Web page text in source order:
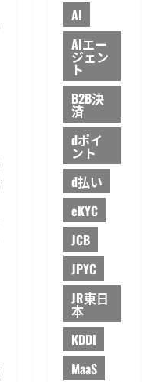
AI
AIエー
ジェン
ト
B2B決
済
dポイ
ント
d払い
eKYC
JCB
JPYC
JR東日
本
KDDI
MaaS